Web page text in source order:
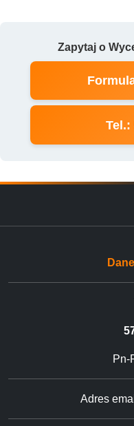
Zapytaj o
Tel.:
Pn-
Adres